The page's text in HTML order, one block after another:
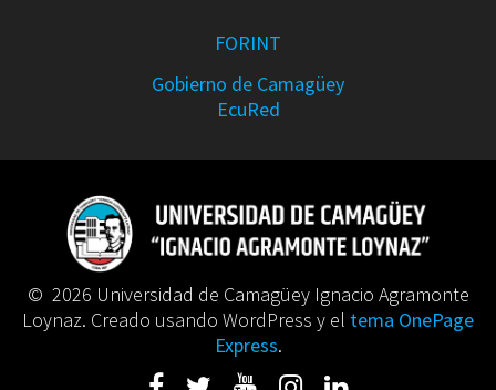
FORINT
Gobierno de Camagüey
EcuRed
© 2026 Universidad de Camagüey Ignacio Agramonte
Loynaz. Creado usando WordPress y el tema OnePage
Express.